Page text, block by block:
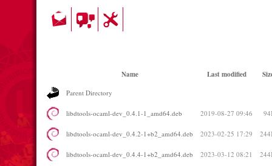
Name Last modified
Parent Directory
libdtools-ocaml-dev_0.4.1-1_amd64.deb 2019-08-27 09:46
libdtools-ocaml-dev_0.4.2-1+b2_amd64.deb 2023-02-25 17:29
libdtools-ocaml-dev_0.4.4-1+b2_amd64.deb 2023-03-12 08:21